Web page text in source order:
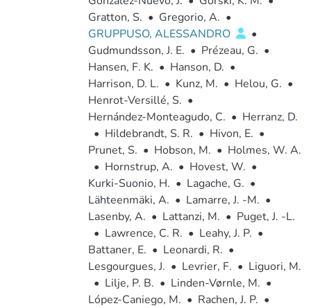
Gratton, S. • Gregorio, A. •
GRUPPUSO, ALESSANDRO
•
Gudmundsson, J. E. • Prézeau, G. •
Hansen, F. K. • Hanson, D. •
Harrison, D. L. • Kunz, M. • Helou, G. •
Henrot-Versillé, S. •
Hernández-Monteagudo, C. • Herranz, D.
• Hildebrandt, S. R. • Hivon, E. •
Prunet, S. • Hobson, M. • Holmes, W. A.
• Hornstrup, A. • Hovest, W. •
Kurki-Suonio, H. • Lagache, G. •
Lähteenmäki, A. • Lamarre, J. -M. •
Lasenby, A. • Lattanzi, M. • Puget, J. -L.
• Lawrence, C. R. • Leahy, J. P. •
Battaner, E. • Leonardi, R. •
Lesgourgues, J. • Levrier, F. • Liguori, M.
• Lilje, P. B. • Linden-Vørnle, M. •
López-Caniego, M. • Rachen, J. P. •